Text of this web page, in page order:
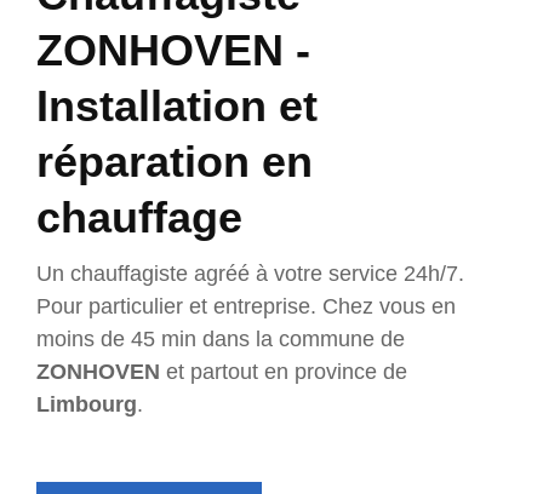
ZONHOVEN -
Installation et
réparation en
chauffage
Un chauffagiste agréé à votre service 24h/7.
Pour particulier et entreprise. Chez vous en
moins de 45 min dans la commune de
ZONHOVEN et partout en province de
Limbourg.